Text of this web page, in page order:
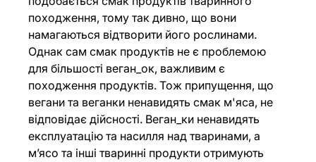
походження, тому так дивно, що вони
намагаються відтворити його рослинами.
Однак сам смак продуктів не є проблемою
для більшості веган_ок, важливим є
походження продуктів. Тож припущення, що
вегани та веганки ненавидять смак м'яса, не
відповідає дійсності. Веган_ки ненавидять
експлуатацію та насилля над тваринами, а
м’ясо та інші тваринні продукти отримують